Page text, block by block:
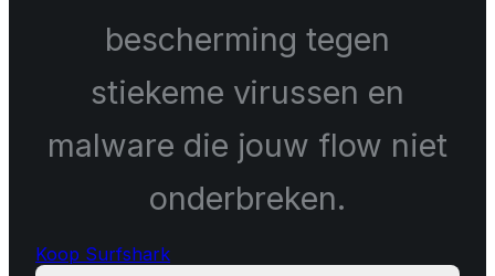
bescherming tegen
stiekeme virussen en
malware die jouw flow niet
onderbreken.
Koop Surfshark